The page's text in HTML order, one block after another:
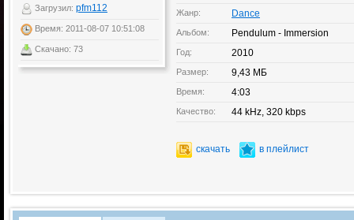
Загрузил: pfm112
Время: 2011-08-07 10:51:08
Скачано: 73
Жанр: Dance
Альбом: Pendulum - Immersion
Год: 2010
Размер: 9,43 МБ
Время: 4:03
Качество: 44 kHz, 320 kbps
скачать в плейлист